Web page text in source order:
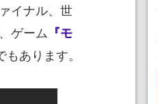
イナル、世
ゲーム 『モ
あります。